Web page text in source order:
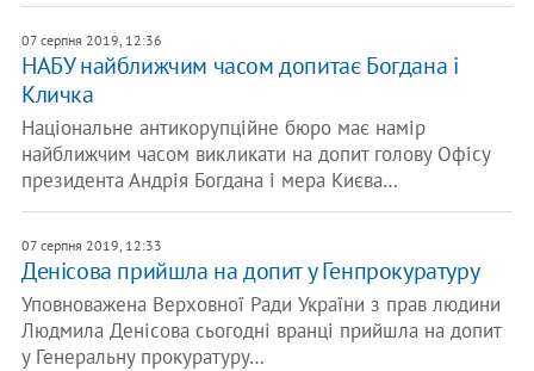
07 серпня 2019, 12:36
НАБУ найближчим часом допитає Богдана і
Кличка
Національне антикорупційне бюро має намір
найближчим часом викликати на допит голову Офісу
президента Андрія Богдана і мера Києва…
07 серпня 2019, 12:33
Денісова прийшла на допит у Генпрокуратуру
Уповноважена Верховної Ради України з прав людини
Людмила Денісова сьогодні вранці прийшла на допит
у Генеральну прокуратуру…